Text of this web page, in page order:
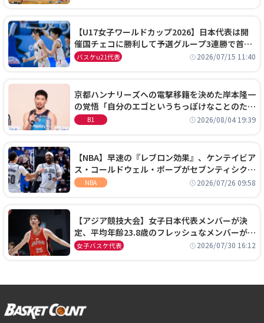
【U17女子ワールドカップ2026】日本代表は開
催国チェコに勝利して予選グループ3連勝で首位
通過！準々決勝の相手はエジプトに決定
バスケu21代表 2026/07/15 11:40
京都ハンナリーズへの電撃移籍を決めた岸本隆一
の覚悟「自分のエゴというちっぽけなことのため
に、京都に来たわけではない」
B1 2026/08/04 19:39
【NBA】早速の『レブロン効果』、ケンテイビア
ス・コールドウェル・ポープがセブンティシクサ
ーズに1年契約で加入
NBA 2026/07/26 09:58
【アジア競技大会】女子日本代表メンバーが決
定、平均年齢23.8歳のフレッシュなメンバーが日
本開催の大舞台で頂点を狙う
女子バスケ代表 2026/07/30 16:12